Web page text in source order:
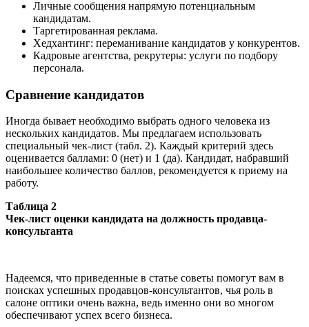
Личные сообщения напрямую потенциальным
кандидатам.
Таргетированная реклама.
Хедхантинг: переманивание кандидатов у конкурентов.
Кадровые агентства, рекрутеры: услуги по подбору
персонала.
Сравнение кандидатов
Иногда бывает необходимо выбрать одного человека из
нескольких кандидатов. Мы предлагаем использовать
специальный чек-лист (табл. 2). Каждый критерий здесь
оценивается баллами: 0 (нет) и 1 (да). Кандидат, набравший
наибольшее количество баллов, рекомендуется к приему на
работу.
Таблица 2
Чек-лист оценки кандидата на должность продавца-
консультанта
Надеемся, что приведенные в статье советы помогут вам в
поисках успешных продавцов-консультантов, чья роль в
салоне оптики очень важна, ведь именно они во многом
обеспечивают успех всего бизнеса.